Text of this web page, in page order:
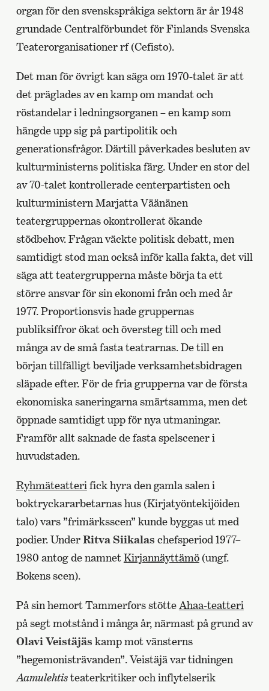
organ för den svenskspråkiga sektorn är år 1948
grundade Centralförbundet för Finlands Svenska
Teaterorganisationer rf (Cefisto).
Det man för övrigt kan säga om 1970-talet är att
det präglades av en kamp om mandat och
röstandelar i ledningsorganen – en kamp som
hängde upp sig på partipolitik och
generationsfrågor. Därtill påverkades besluten av
kulturministerns politiska färg. Under en stor del
av 70-talet kontrollerade centerpartisten och
kulturministern Marjatta Väänänen
teatergruppernas okontrollerat ökande
stödbehov. Frågan väckte politisk debatt, men
samtidigt stod man också inför kalla fakta, det vill
säga att teatergrupperna måste börja ta ett
större ansvar för sin ekonomi från och med år
1977. Proportionsvis hade gruppernas
publiksiffror ökat och översteg till och med
många av de små fasta teatrarnas. De till en
början tillfälligt beviljade verksamhetsbidragen
släpade efter. För de fria grupperna var de första
ekonomiska saneringarna smärtsamma, men det
öppnade samtidigt upp för nya utmaningar.
Framför allt saknade de fasta spelscener i
huvudstaden.
Ryhmäteatteri fick hyra den gamla salen i
boktryckararbetarnas hus (Kirjatyöntekijöiden
talo) vars ”frimärksscen” kunde byggas ut med
podier. UnderRitva Siikalas chefsperiod 1977–
1980 antog de namnetKirjannäyttämö(ungf.
Bokens scen).
På sin hemort Tammerfors stötteAhaa-teatteri
på segt motstånd i många år, närmast på grund av
Olavi Veistäjäs kamp mot vänsterns
”hegemonisträvanden”. Veistäjä var tidningen
Aamulehtisteaterkritiker och inflytelserik